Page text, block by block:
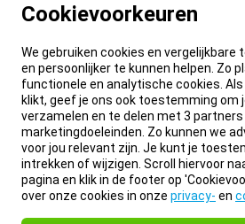
Cookievoorkeuren
We gebruiken cookies en vergelijkbare
en persoonlijker te kunnen helpen. Zo
functionele en analytische cookies. Als
klikt, geef je ons ook toestemming om
verzamelen en te delen met 3 partners
marketingdoeleinden. Zo kunnen we
voor jou relevant zijn. Je kunt je
intrekken of wijzigen. Scroll hiervoor
pagina en klik in de footer op
over onze cookies in onze privacy- en